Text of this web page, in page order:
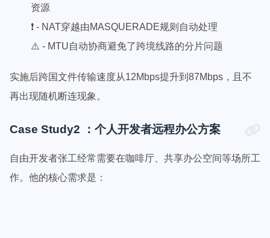
资源
❗ - NAT穿越由MASQUERADE规则自动处理
⚠️ - MTU自动协商避免了跨境线路的分片问题
实施后跨国文件传输速度从12Mbps提升到87Mbps，且不
再出现随机断连现象。
Case Study2 ：个人开发者远程办公方案
自由开发者张工经常需要在咖啡厅、共享办公空间等场所工
作。他的核心需求是：